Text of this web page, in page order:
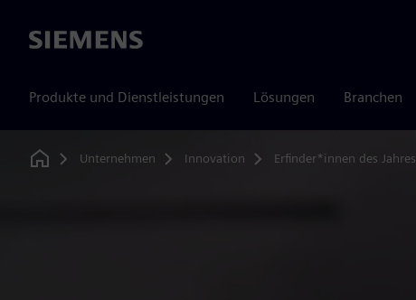
Siemens
Produkte und Dienstleistungen Lösungen Branchen
Home
Unternehmen Innovation Erfinder*innen des Jahres